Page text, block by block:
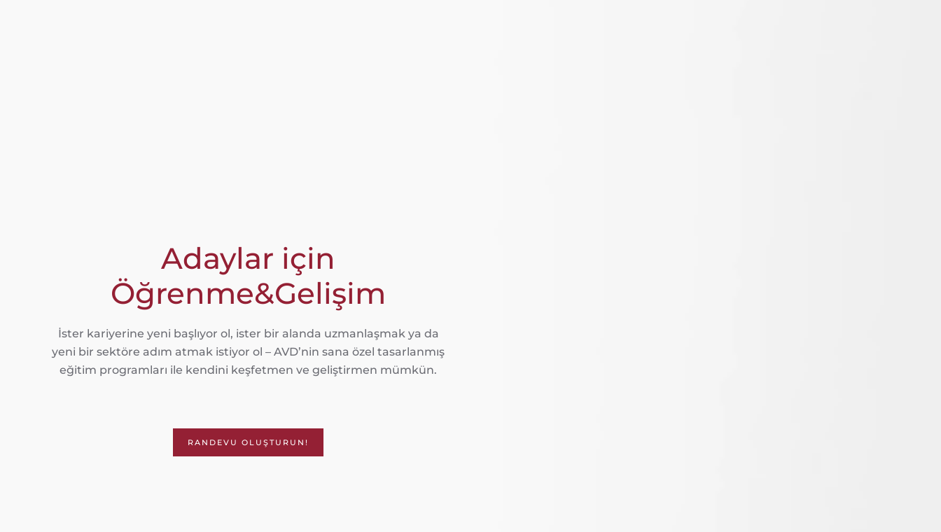
Adaylar için
Öğrenme&Gelişim
İster kariyerine yeni başlıyor ol, ister bir alanda uzmanlaşmak ya da
yeni bir sektöre adım atmak istiyor ol – AVD’nin sana özel tasarlanmış
eğitim programları ile kendini keşfetmen ve geliştirmen mümkün.
RANDEVU OLUŞTURUN!